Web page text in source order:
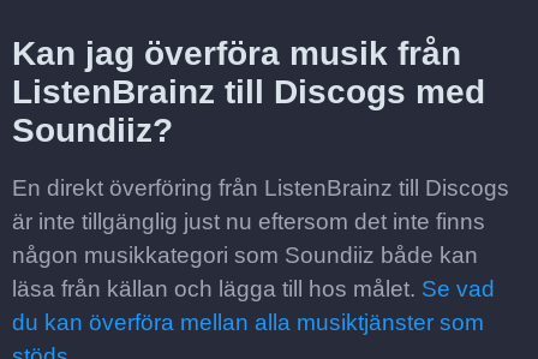
Kan jag överföra musik från
ListenBrainz till Discogs med
Soundiiz?
En direkt överföring från ListenBrainz till Discogs
är inte tillgänglig just nu eftersom det inte finns
någon musikkategori som Soundiiz både kan
läsa från källan och lägga till hos målet. Se vad
du kan överföra mellan alla musiktjänster som